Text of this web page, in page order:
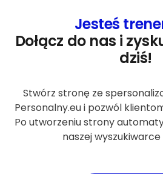
Jesteś
Dołącz do nas i
dziś!
Stwórz stronę ze
Personalny.eu i pozwól
Po utworzeniu strony
naszej